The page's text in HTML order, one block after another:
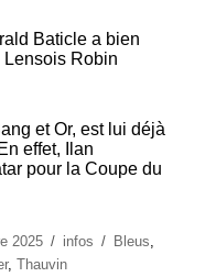
Baticle a bien
Robin
et Or, est lui déjà
effet, Ilan
pour la Coupe du
2025 Catégories
infos Étiquettes
Bleus,
,Thauvin